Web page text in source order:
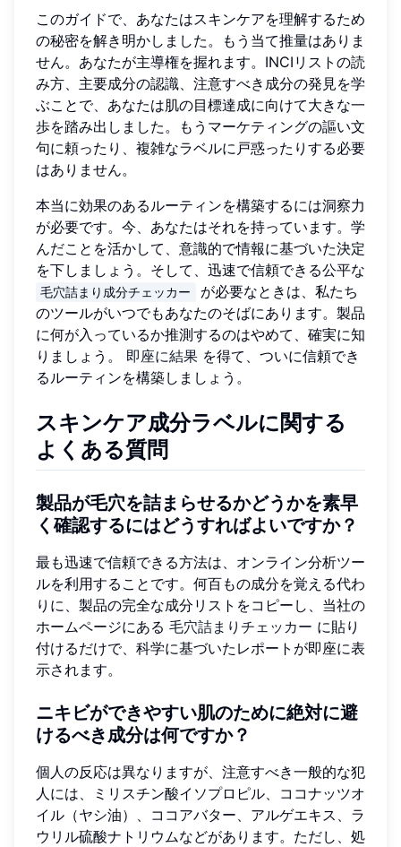
このガイドで、あなたはスキンケアを理解するため
の秘密を解き明かしました。もう当て推量はありま
せん。あなたが主導権を握れます。INCIリストの読
み方、主要成分の認識、注意すべき成分の発見を学
ぶことで、あなたは肌の目標達成に向けて大きな一
歩を踏み出しました。もうマーケティングの謳い文
句に頼ったり、複雑なラベルに戸惑ったりする必要
はありません。
本当に効果のあるルーティンを構築するには洞察力
が必要です。今、あなたはそれを持っています。学
んだことを活かして、意識的で情報に基づいた決定
を下しましょう。そして、迅速で信頼できる公平な
毛穴詰まり成分チェッカー
が必要なときは、私たち
のツールがいつでもあなたのそばにあります。製品
に何が入っているか推測するのはやめて、確実に知
りましょう。 即座に結果 を得て、ついに信頼でき
るルーティンを構築しましょう。
スキンケア成分ラベルに関する
よくある質問
製品が毛穴を詰まらせるかどうかを素早
く確認するにはどうすればよいですか？
最も迅速で信頼できる方法は、オンライン分析ツー
ルを利用することです。何百もの成分を覚える代わ
りに、製品の完全な成分リストをコピーし、当社の
ホームページにある 毛穴詰まりチェッカー に貼り
付けるだけで、科学に基づいたレポートが即座に表
示されます。
ニキビができやすい肌のために絶対に避
けるべき成分は何ですか？
個人の反応は異なりますが、注意すべき一般的な犯
人には、ミリスチン酸イソプロピル、ココナッツオ
イル（ヤシ油）、ココアバター、アルゲエキス、ラ
ウリル硫酸ナトリウムなどがあります。ただし、処